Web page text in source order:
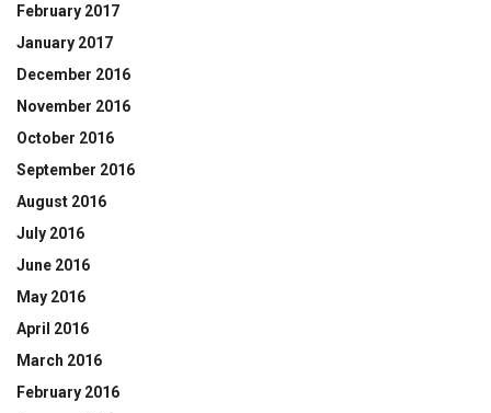
February 2017
January 2017
December 2016
November 2016
October 2016
September 2016
August 2016
July 2016
June 2016
May 2016
April 2016
March 2016
February 2016